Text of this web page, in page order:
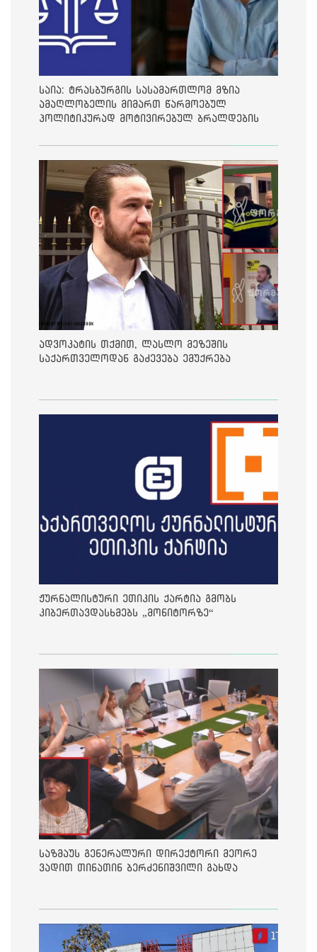
საია: ტრასბურგის სასამართლომ მზია
ამაღლობელის მიმართ წარმოებულ
პოლიტიკურად მოტივირებულ ბრალდების
ადვოკატის თქმით, ლასლო მეზეშის
საქართველოდან გაძევება ემუქრება
ჟურნალისტური ეთიკის ქარტია გმობს
კიბერთავდასხმებს „მონიტორზე“
საზმაუს გენერალური დირექტორი მეორე
ვადით თინათინ ბერძენიშვილი გახდა